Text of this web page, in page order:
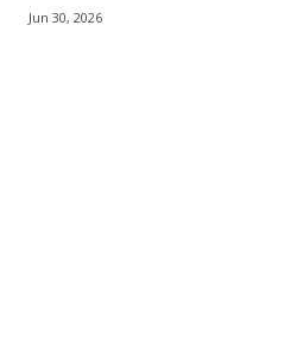
Jun 30, 2026